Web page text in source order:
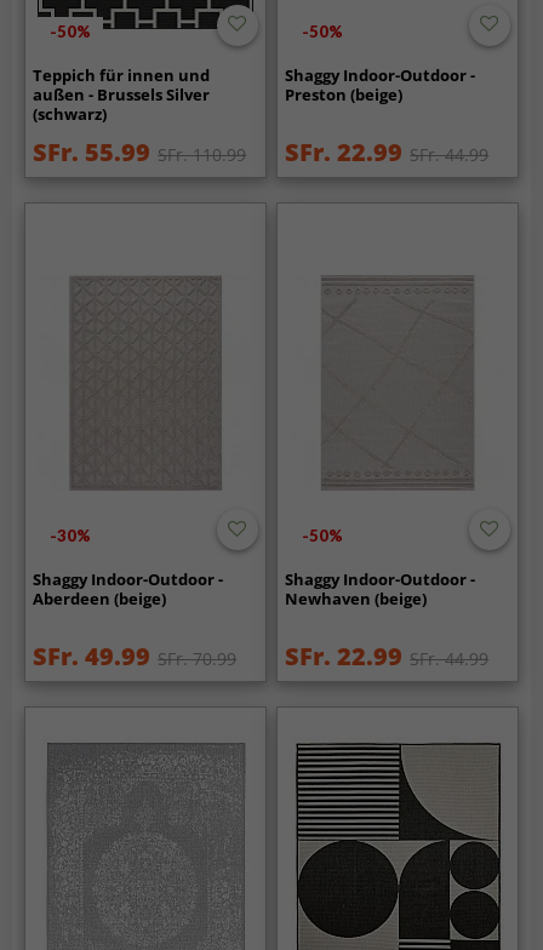
-50%
Teppich für innen und
außen - Brussels Silver
(schwarz)
SFr. 55.99 SFr. 110.99
-50%
Shaggy Indoor-Outdoor -
Preston (beige)
SFr. 22.99 SFr. 44.99
-30%
Shaggy Indoor-Outdoor -
Aberdeen (beige)
SFr. 49.99 SFr. 70.99
-50%
Shaggy Indoor-Outdoor -
Newhaven (beige)
SFr. 22.99 SFr. 44.99